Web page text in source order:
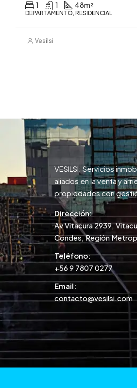
1 1 48m²
DEPARTAMENTO, RESIDENCIAL
Vesilsi
VESILSI: Servicios
aliados en la venta y
propiedades con
Dirección:
Av Vitacura 2939,
Condes, Región
Teléfono:
+56 9 7807 0277
Email:
contacto@vesilsi.com